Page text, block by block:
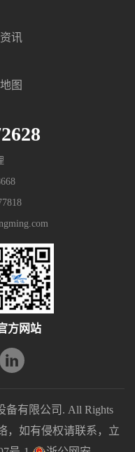
讯
图
方网站
备有限公司. All Rights
，如有侵权请联系，立